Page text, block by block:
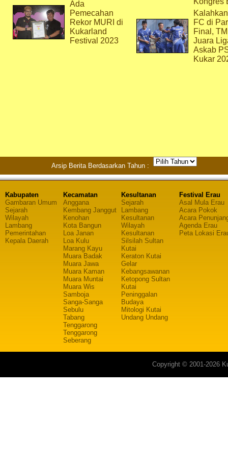
Ada
Pemecahan
Rekor MURI di
Kukarland
Festival 2023
FC di
Final,
Juara
Askab
Kukar
Arsip Berita Berdasarkan Tahun :
Kabupaten
Gambaran Umum
Sejarah
Wilayah
Lambang
Pemerintahan
Kepala Daerah
Kecamatan
Anggana
Kembang Janggut
Kenohan
Kota Bangun
Loa Janan
Loa Kulu
Marang Kayu
Muara Badak
Muara Jawa
Muara Kaman
Muara Muntai
Muara Wis
Samboja
Sanga-Sanga
Sebulu
Tabang
Tenggarong
Tenggarong
Seberang
Kesultanan
Sejarah
Lambang
Kesultanan
Wilayah
Kesultanan
Silsilah Sultan
Kutai
Keraton Kutai
Gelar
Kebangsawanan
Ketopong Sultan
Kutai
Peninggalan
Budaya
Mitologi Kutai
Undang Undang
Festival Erau
Asal Mula Erau
Acara Pokok
Acara
Agenda Erau
Peta Lokasi
Copyright © 2001-2026